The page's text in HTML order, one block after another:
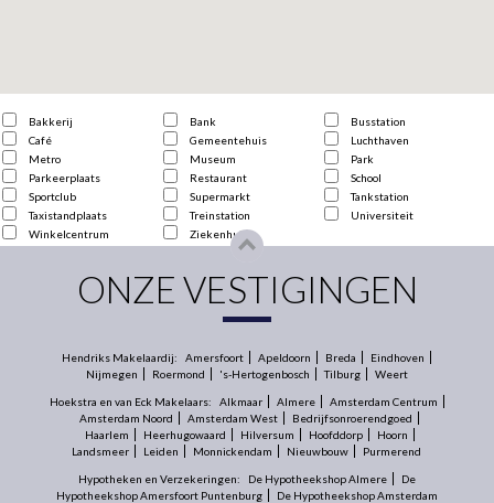
Bakkerij Bank
Busstation
Café
Gemeentehuis
Luchthaven
Metro
Museum
Park
Parkeerplaats
Restaurant
School
Sportclub
Supermarkt
Tankstation
Taxistandplaats
Treinstation
Universiteit
Winkelcentrum
Ziekenhuis
ONZE VESTIGINGEN
Hendriks Makelaardij: Amersfoort Apeldoorn Breda
Eindhoven
Nijmegen
Roermond 's-Hertogenbosch Tilburg Weert
Hoekstra en van Eck Makelaars: Alkmaar Almere
Amsterdam Centrum
Amsterdam Noord
Amsterdam West
Bedrijfsonroerendgoed
Haarlem
Heerhugowaard Hilversum Hoofddorp
Hoorn
Landsmeer
Leiden Monnickendam Nieuwbouw Purmerend
Hypotheken en Verzekeringen: De Hypotheekshop Almere
De
Hypotheekshop Amersfoort Puntenburg
De Hypotheekshop Amsterdam